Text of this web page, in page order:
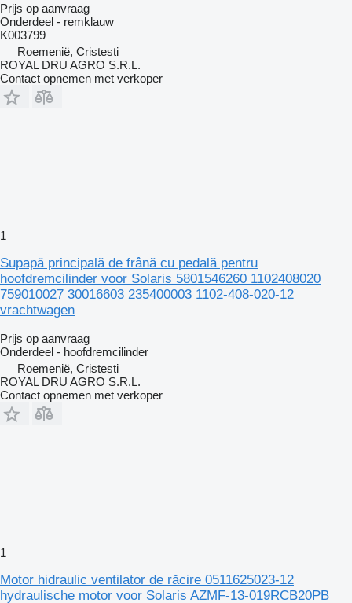
Prijs op aanvraag
Onderdeel - remklauw
K003799
Roemenië, Cristesti
ROYAL DRU AGRO S.R.L.
Contact opnemen met verkoper
1
Supapă principală de frână cu pedală pentru
hoofdremcilinder voor Solaris 5801546260 1102408020
759010027 30016603 235400003 1102-408-020-12
vrachtwagen
Prijs op aanvraag
Onderdeel - hoofdremcilinder
Roemenië, Cristesti
ROYAL DRU AGRO S.R.L.
Contact opnemen met verkoper
1
Motor hidraulic ventilator de răcire 0511625023-12
hydraulische motor voor Solaris AZMF-13-019RCB20PB